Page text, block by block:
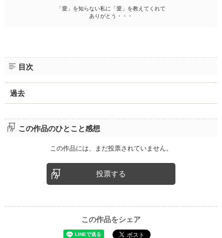
「愛」を知らない私に「愛」を教えてくれて
ありがとう・・・
目次
過去
この作品のひとこと感想
この作品には、まだ投票されていません。
投票する
この作品をシェア